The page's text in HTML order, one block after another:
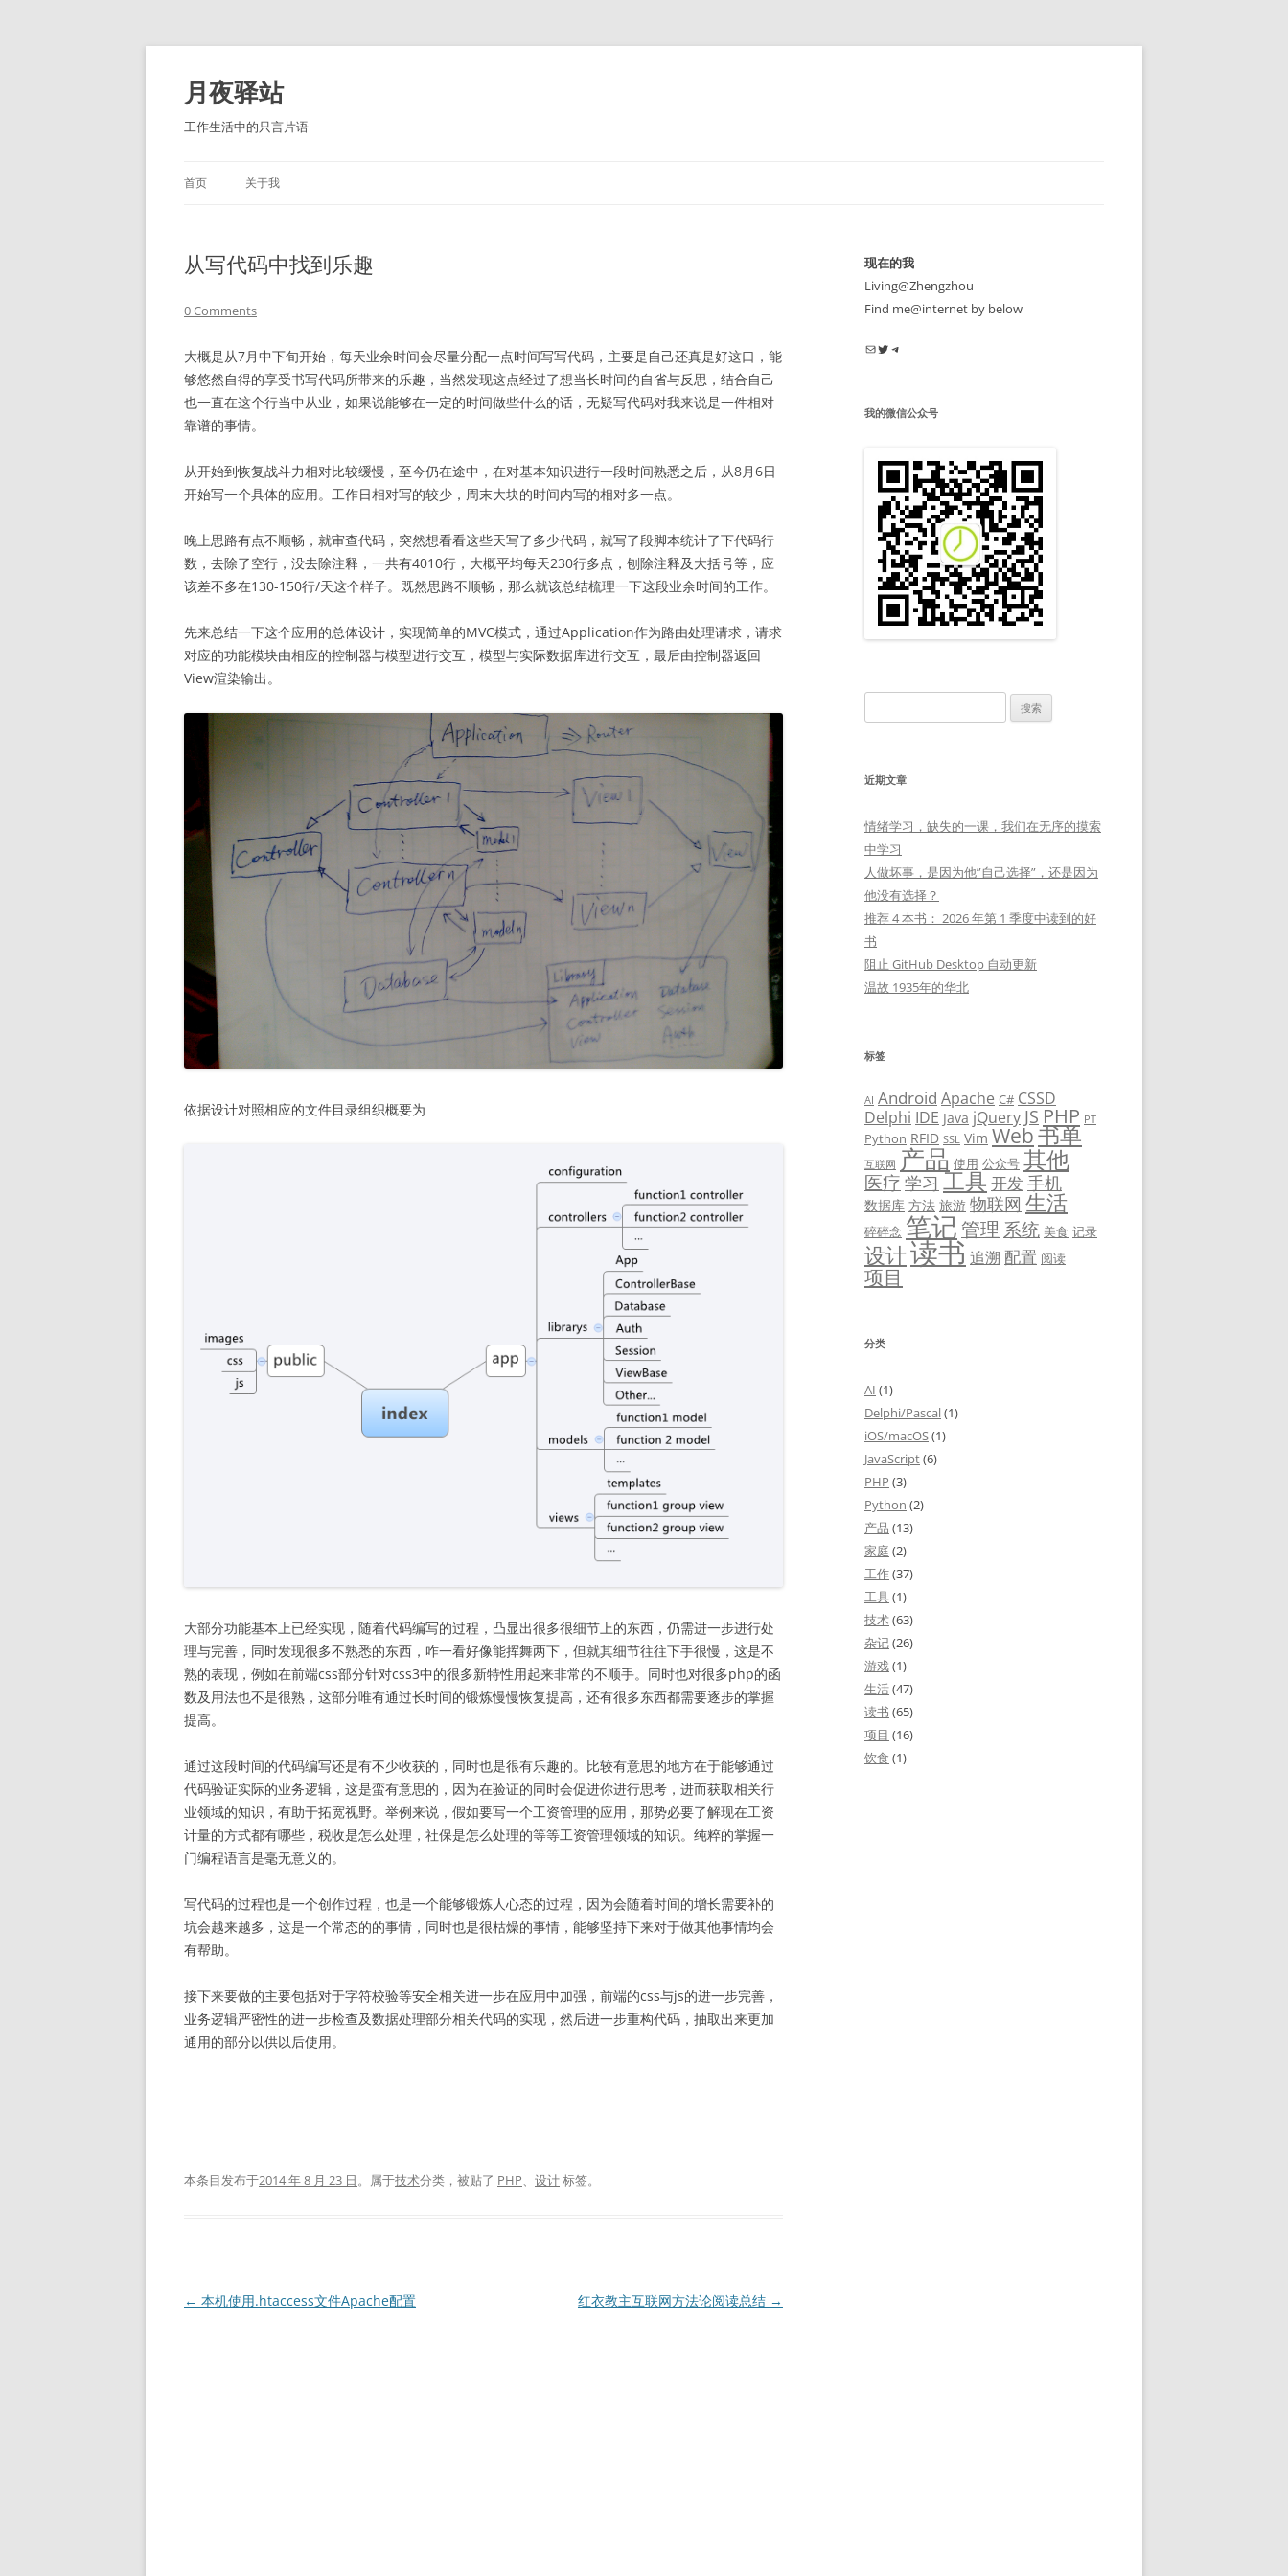
跳
正
文
月夜驿站
工作生活中的只言片语
首页 关于我
从写代码中找到乐趣
0 Comments
大概是从7月中下旬开始，每天业余时间会尽量分配一点时间写写代码，主要是自己还真是好这口，能
够悠然自得的享受书写代码所带来的乐趣，当然发现这点经过了想当长时间的自省与反思，结合自己
也一直在这个行当中从业，如果说能够在一定的时间做些什么的话，无疑写代码对我来说是一件相对
靠谱的事情。
从开始到恢复战斗力相对比较缓慢，至今仍在途中，在对基本知识进行一段时间熟悉之后，从8月6日
开始写一个具体的应用。工作日相对写的较少，周末大块的时间内写的相对多一点。
晚上思路有点不顺畅，就审查代码，突然想看看这些天写了多少代码，就写了段脚本统计了下代码行
数，去除了空行，没去除注释，一共有4010行，大概平均每天230行多点，刨除注释及大括号等，应
该差不多在130-150行/天这个样子。既然思路不顺畅，那么就该总结梳理一下这段业余时间的工作。
先来总结一下这个应用的总体设计，实现简单的MVC模式，通过Application作为路由处理请求，请求
对应的功能模块由相应的控制器与模型进行交互，模型与实际数据库进行交互，最后由控制器返回
View渲染输出。
依据设计对照相应的文件目录组织概要为
大部分功能基本上已经实现，随着代码编写的过程，凸显出很多很细节上的东西，仍需进一步进行处
理与完善，同时发现很多不熟悉的东西，咋一看好像能挥舞两下，但就其细节往往下手很慢，这是不
熟的表现，例如在前端css部分针对css3中的很多新特性用起来非常的不顺手。同时也对很多php的函
数及用法也不是很熟，这部分唯有通过长时间的锻炼慢慢恢复提高，还有很多东西都需要逐步的掌握
提高。
通过这段时间的代码编写还是有不少收获的，同时也是很有乐趣的。比较有意思的地方在于能够通过
代码验证实际的业务逻辑，这是蛮有意思的，因为在验证的同时会促进你进行思考，进而获取相关行
业领域的知识，有助于拓宽视野。举例来说，假如要写一个工资管理的应用，那势必要了解现在工资
计量的方式都有哪些，税收是怎么处理，社保是怎么处理的等等工资管理领域的知识。纯粹的掌握一
门编程语言是毫无意义的。
写代码的过程也是一个创作过程，也是一个能够锻炼人心态的过程，因为会随着时间的增长需要补的
坑会越来越多，这是一个常态的的事情，同时也是很枯燥的事情，能够坚持下来对于做其他事情均会
有帮助。
接下来要做的主要包括对于字符校验等安全相关进一步在应用中加强，前端的css与js的进一步完善，
业务逻辑严密性的进一步检查及数据处理部分相关代码的实现，然后进一步重构代码，抽取出来更加
通用的部分以供以后使用。
本条目发布于2014 年 8 月 23 日。属于技术分类，被贴了 PHP、 设计标签。
文
← 本机使用.htaccess文件Apache配置 红衣教主互联网方法论阅读总结 →
现在的我
Living@Zhengzhou
Find me@internet by below
电子邮件Twitter Telegram
我的微信公众号
索：
近期文章
情绪学习，缺失的一课，我们在无序的摸索
中学习
人做坏事，是因为他”自己选择”，还是因为
他没有选择？
推荐 4 本书： 2026 年第 1 季度中读到的好
书
阻止 GitHub Desktop 自动更新
温故 1935年的华北
标签
AI Android Apache C# CSSD
Delphi IDE Java jQuery JS PHP PT
Python RFID SSL Vim Web书单
互联网 产品 使用 公众号 其他
医疗 学习 工具 开发手机
数据库 方法 旅游 物联网 生活
碎碎念 笔记管理 系统 美食 记录
设计读书 追溯 配置 阅读
项目
分类
AI (1)
Delphi/Pascal(1)
iOS/macOS(1)
JavaScript(6)
PHP (3)
Python (2)
产品 (13)
家庭 (2)
工作(37)
工具(1)
技术(63)
杂记(26)
游戏(1)
生活(47)
读书 (65)
项目 (16)
饮食 (1)